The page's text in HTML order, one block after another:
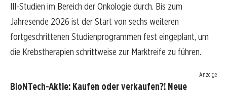
III-Studien im Bereich der Onkologie durch. Bis zum
Jahresende 2026 ist der Start von sechs weiteren
fortgeschrittenen Studienprogrammen fest eingeplant, um
die Krebstherapien schrittweise zur Marktreife zu führen.
Anzeige
BioNTech-Aktie: Kaufen oder verkaufen?! Neue